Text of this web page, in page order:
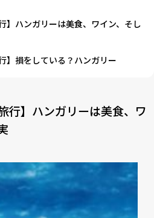
】ハンガリーは美食、ワイン、そし
】損をしている？ハンガリー
行】ハンガリーは美食、ワ